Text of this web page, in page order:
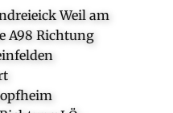
Weil am
A98 Richtung